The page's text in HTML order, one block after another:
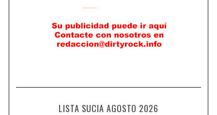
LISTA SUCIA AGOSTO 2026